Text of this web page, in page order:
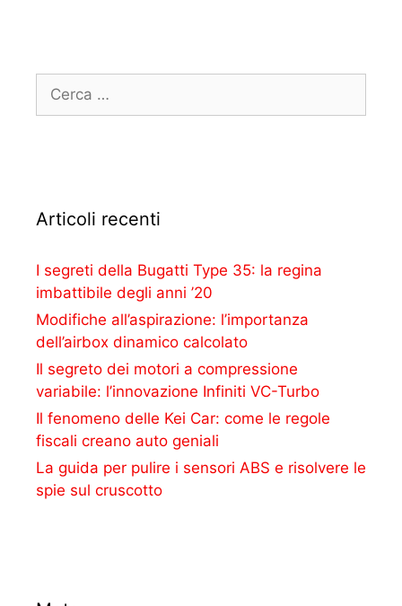
Articoli recenti
I segreti della Bugatti Type 35: la regina
imbattibile degli anni ’20
Modifiche all’aspirazione: l’importanza
dell’airbox dinamico calcolato
Il segreto dei motori a compressione
variabile: l’innovazione Infiniti VC-Turbo
Il fenomeno delle Kei Car: come le regole
fiscali creano auto geniali
La guida per pulire i sensori ABS e risolvere le
spie sul cruscotto